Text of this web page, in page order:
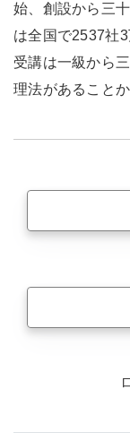
始、創設から三
は全国で2537社
受講は一級から
理法があること